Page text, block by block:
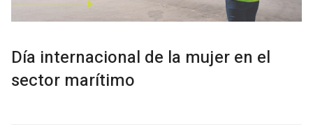
Día internacional de la mujer en el
sector marítimo